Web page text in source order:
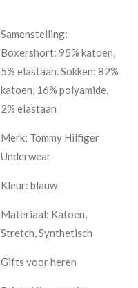
Samenstelling:
Boxershort: 95% katoen,
5% elastaan. Sokken: 82%
katoen, 16% polyamide,
2% elastaan
Merk: Tommy Hilfiger
Underwear
Kleur: blauw
Materiaal: Katoen,
Stretch, Synthetisch
Gifts voor heren